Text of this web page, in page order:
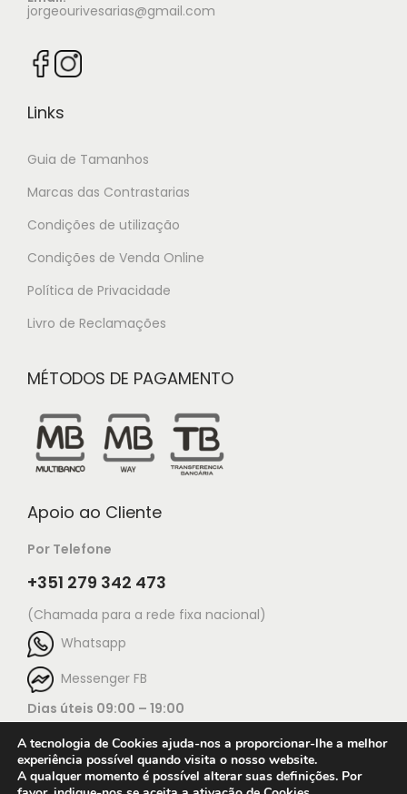
jorgeourivesarias@gmail.com
Links
Guia de Tamanhos
Marcas das Contrastarias
Condições de utilização
Condições de Venda Online
Política de Privacidade
Livro de Reclamações
MÉTODOS DE PAGAMENTO
Apoio ao Cliente
Por Telefone
+351 279 342 473
(Chamada para a rede fixa nacional)
Whatsapp
Messenger FB
Dias úteis 09:00 – 19:00
A tecnologia de Cookies ajuda-nos a proporcionar-lhe a melhor
experiência possível quando visita o nosso website.
A qualquer momento é possível alterar suas definições. Por